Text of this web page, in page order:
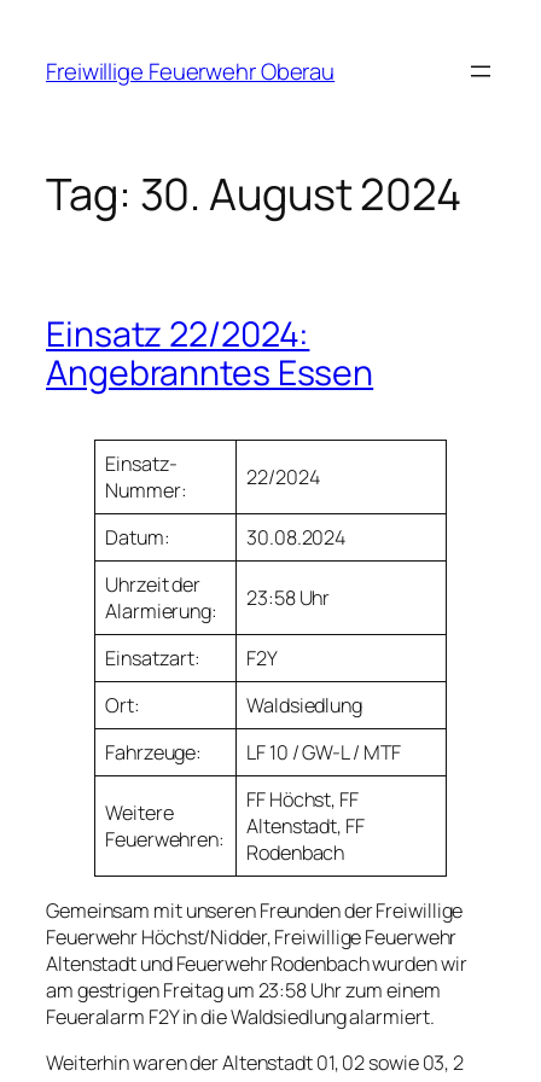
springen
Freiwillige Feuerwehr Oberau
Tag: 30. August 2024
Einsatz 22/2024:
Angebranntes Essen
Einsatz-
Nummer:
22/2024
Datum:
30.08.2024
Uhrzeit der
Alarmierung:
23:58 Uhr
Einsatzart:
F2Y
Ort:
Waldsiedlung
Fahrzeuge:
LF 10 / GW-L / MTF
Weitere
Feuerwehren:
FF Höchst, FF
Altenstadt, FF
Rodenbach
Gemeinsam mit unseren Freunden der Freiwillige
Feuerwehr Höchst/Nidder, Freiwillige Feuerwehr
Altenstadt und Feuerwehr Rodenbach wurden wir
am gestrigen Freitag um 23:58 Uhr zum einem
Feueralarm F2Y in die Waldsiedlung alarmiert.
Weiterhin waren der Altenstadt 01, 02 sowie 03, 2